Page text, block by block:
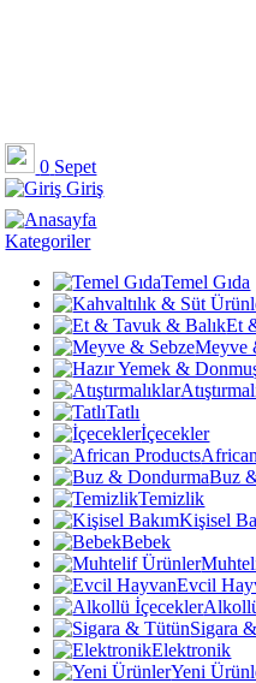
0 Sepet
Giriş
Kategoriler
Temel Gıda
Et
Meyve
Tatlı
İçecekler
Buz
Temizlik
Kişisel
Bebek
Evcil
Sigara
Elektronik
Yeni